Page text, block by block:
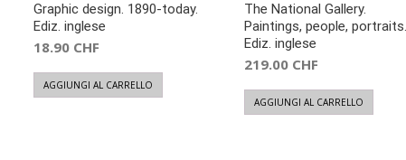
Graphic design. 1890-today.
Ediz. inglese
18.90 CHF
AGGIUNGI AL CARRELLO
The National Gallery.
Paintings, people, portraits.
Ediz. inglese
219.00 CHF
AGGIUNGI AL CARRELLO